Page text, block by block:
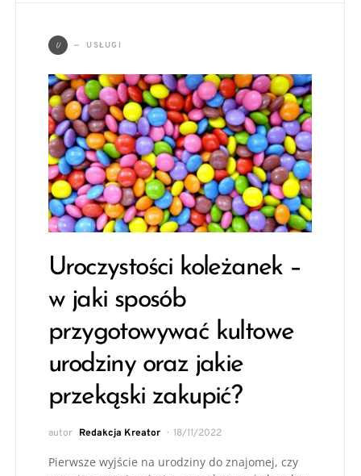
U USŁUGI
Uroczystości koleżanek –
w jaki sposób
przygotowywać kultowe
urodziny oraz jakie
przekąski zakupić?
autor Redakcja Kreator 18/11/2022
Pierwsze wyjście na urodziny do znajomej, czy